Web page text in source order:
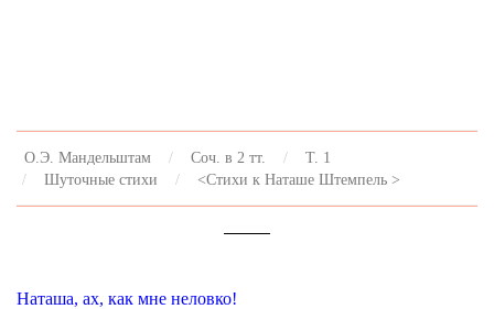
О.Э. Мандельштам Соч. в 2 тт.
Т. 1
Шуточные стихи
<Стихи к Наташе Штемпель >
Наташа, ах, как мне неловко!